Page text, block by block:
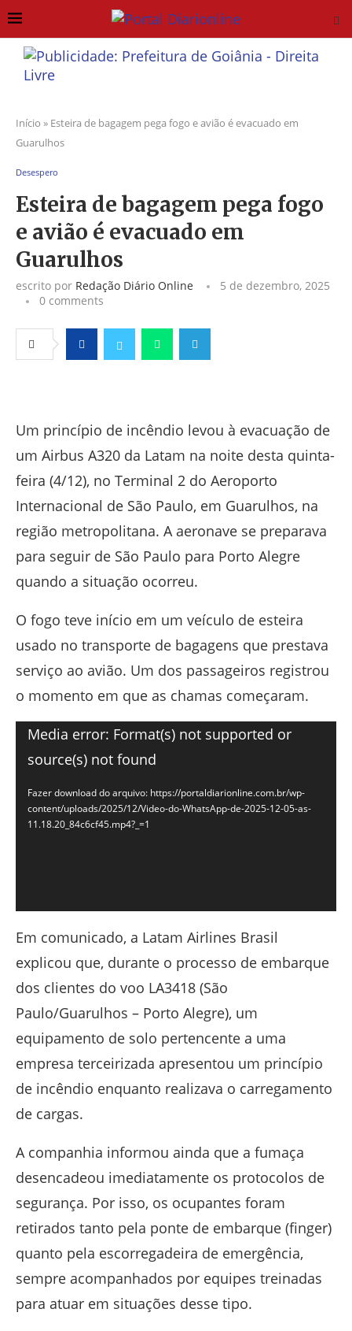
Início » Esteira de bagagem pega fogo e avião é evacuado em
Guarulhos
Desespero
Esteira de bagagem pega fogo
e avião é evacuado em
Guarulhos
escrito por Redação Diário Online
5 de dezembro, 2025
0 comments
Um princípio de incêndio levou à evacuação de
um Airbus A320 da Latam na noite desta quinta-
feira (4/12), no Terminal 2 do Aeroporto
Internacional de São Paulo, em Guarulhos, na
região metropolitana. A aeronave se preparava
para seguir de São Paulo para Porto Alegre
quando a situação ocorreu.
O fogo teve início em um veículo de esteira
usado no transporte de bagagens que prestava
serviço ao avião. Um dos passageiros registrou
o momento em que as chamas começaram.
Tocador
de
Media error: Format(s) not supported or
source(s) not found
Fazer download do arquivo: https://portaldiarionline.com.br/wp-
content/uploads/2025/12/Video-do-WhatsApp-de-2025-12-05-as-
11.18.20_84c6cf45.mp4?_=1
Em comunicado, a Latam Airlines Brasil
explicou que, durante o processo de embarque
dos clientes do voo LA3418 (São
Paulo/Guarulhos – Porto Alegre), um
equipamento de solo pertencente a uma
empresa terceirizada apresentou um princípio
de incêndio enquanto realizava o carregamento
de cargas.
A companhia informou ainda que a fumaça
desencadeou imediatamente os protocolos de
segurança. Por isso, os ocupantes foram
retirados tanto pela ponte de embarque (finger)
quanto pela escorregadeira de emergência,
sempre acompanhados por equipes treinadas
para atuar em situações desse tipo.